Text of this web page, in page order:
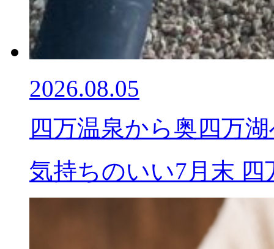
2026.08.05
四万温泉から奥四万
気持ちのいい7月末